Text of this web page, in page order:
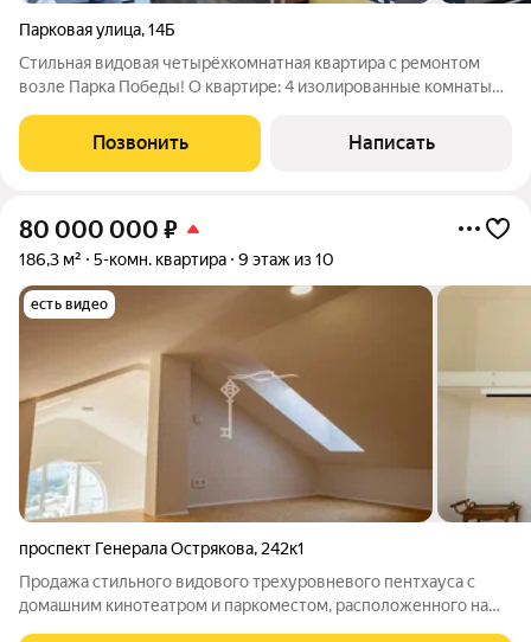
Парковая улица,14Б
Стильная видовая четырёхкомнатная квартира с ремонтом
возле Парка Победы! О квартире: 4 изолированные комнаты
прекрасным видом на море, идеально для семейных ужинов.
Все комнаты и кухня с
Позвонить Написать
80 000 000 ₽
186,3 м² 5-комн. квартира 9 этаж из 10
есть видео
проспект Генерала Острякова, 242к1
Продажа стильного видового трехуровневого пентхауса с
домашним кинотеатром и паркоместом, расположенного на